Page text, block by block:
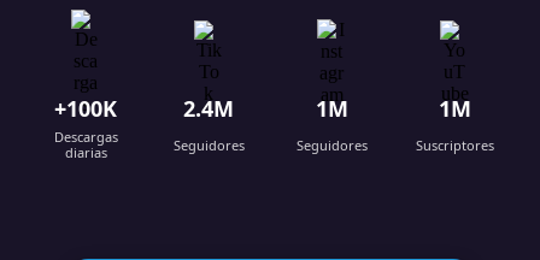
+100K
Descargas
diarias
2.4M
Seguidores
1M
Seguidores
1M
Suscriptores